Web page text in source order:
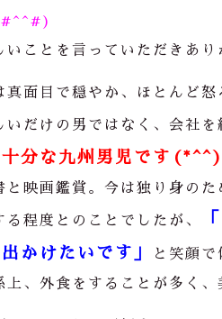
いことを言っていただきあり
真面目で穏やか、ほとんど怒
いだけの男ではなく、会社
十分な九州男児です
と映画鑑賞。今は独り身の
る程度とのことでしたが、
かけたいです」
と笑顔で
上、外食をすることが多く